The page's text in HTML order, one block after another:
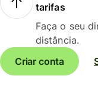
tarifas
Faça o seu
distância.
Criar conta